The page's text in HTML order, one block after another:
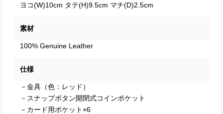
ヨコ(W)10cm タテ(H)9.5cm マチ(D)2.5cm
素材
100% Genuine Leather
仕様
－金具（色：レッド）
－スナップボタン開閉式コインポケット
－カード用ポケット×6